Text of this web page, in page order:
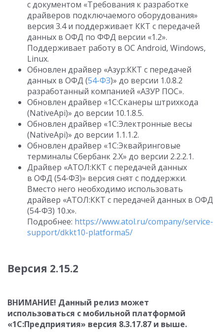
с документом «Требования к разработке
драйверов подключаемого оборудования»
версия 3.4 и поддерживает ККТ с передачей
данных в ОФД по ФФД версии «1.2».
Поддерживает работу в ОС Android, Windows,
Linux.
Обновлен драйвер «Азур:ККТ с передачей
данных в ОФД (54-ФЗ)» до версии 1.0.8.2
разработанный компанией «АЗУР ПОС».
Обновлен драйвер «1С:Сканеры штрихкода
(NativeApi)» до версии 10.1.8.5.
Обновлен драйвер «1С:Электронные весы
(NativeApi)» до версии 1.1.1.2.
Обновлен драйвер «1С:Эквайринговые
терминалы Сбербанк 2.Х» до версии 2.2.2.1.
Драйвер «АТОЛ:ККТ с передачей данных
в ОФД (54-ФЗ)» версия снят с поддержки.
Вместо него необходимо использовать
драйвер «АТОЛ:ККТ с передачей данных в ОФД
(54-ФЗ) 10.х».
Подробнее: https://www.atol.ru/company/service-
support/dkkt10-platforma5/
Версия 2.15.2
ВНИМАНИЕ! Данный релиз может
использоваться с мобильной платформой
«1С:Предприятия» версия 8.3.17.87 и выше.